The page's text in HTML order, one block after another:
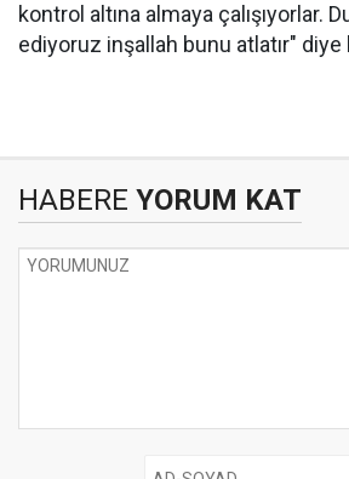
kontrol altına almaya çalışıyorlar.
ediyoruz inşallah bunu atlatır" diye
HABERE YORUM KAT